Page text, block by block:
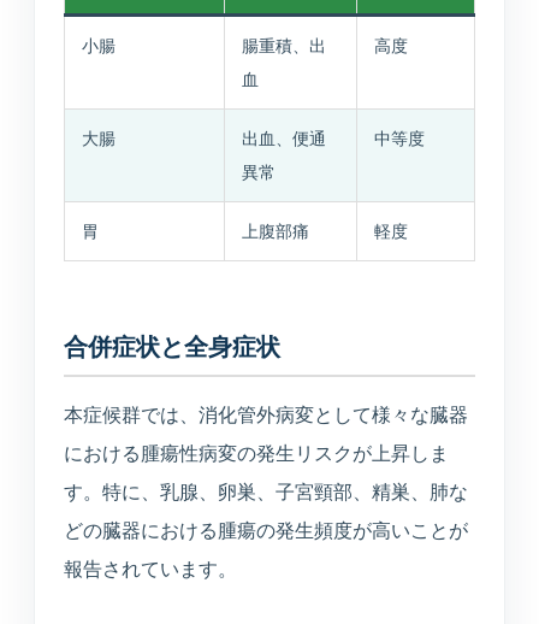
0234-23-8166 予約 美容メニュー
小腸
腸重積、出
血
高度
大腸
出血、便通
異常
中等度
胃 上腹部痛 軽度
合併症状と全身症状
本症候群では、消化管外病変として様々な臓器
における腫瘍性病変の発生リスクが上昇しま
す。特に、乳腺、卵巣、子宮頸部、精巣、肺な
どの臓器における腫瘍の発生頻度が高いことが
報告されています。